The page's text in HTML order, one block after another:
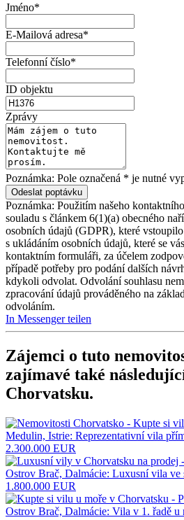
Jméno*
E-Mailová adresa*
Telefonní číslo*
ID objektu
Zprávy
Poznámka: Pole označená * je nutné
Poznámka: Použitím našeho
souladu s článkem 6(1)(a) obecného
osobních údajů (GDPR), které
s ukládáním osobních údajů, které se
kontaktním formuláři, za účelem
případě potřeby pro podání dalších
kdykoli odvolat. Odvolání souhlasu
zpracování údajů prováděného na
odvoláním.
In Messenger teilen
Zájemci o tuto
zajímavé také
Chorvatsku.
Medulin, Istrie: Reprezentativní vila
2.300.000 EUR
Ostrov Brač, Dalmácie: Luxusní vila ve
1.800.000 EUR
Ostrov Brač, Dalmácie: Vila v 1. řadě u